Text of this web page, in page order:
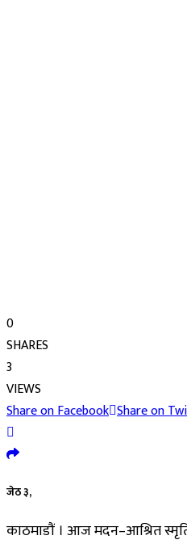
0
SHARES
3
VIEWS
Share on Facebook Share on
जेठ ३,
काठमाडौं । आज मदन–आश्रित